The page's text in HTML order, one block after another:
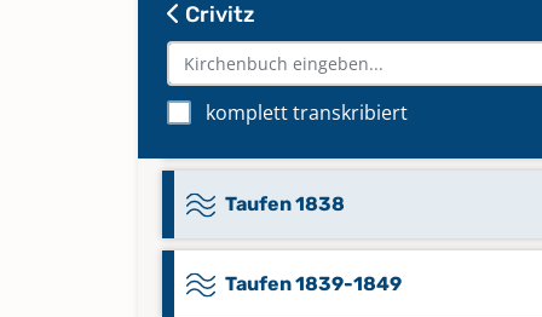
Crivitz
komplett transkribiert
Taufen 1821-1833
Taufen 1833-1838
Taufen 1838
Taufen 1839-1849